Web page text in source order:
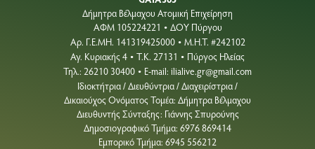
Δήμητρα Βέλμαχου Ατομική Επιχείρηση
ΑΦΜ 105224221 • ΔΟΥ Πύργου
Aρ. Γ.Ε.ΜΗ. 141319425000 • Μ.Η.Τ. #242102
Αγ. Κυριακής 4 • Τ.Κ. 27131 • Πύργος Ηλείας
Τηλ.: 26210 30400 • E-mail: ilialive.gr@gmail.com
Ιδιοκτήτρια / Διευθύντρια / Διαχειρίστρια /
Δικαιούχος Ονόματος Τομέα: Δήμητρα Βέλμαχου
Διευθυντής Σύνταξης: Γιάννης Σπυρούνης
Δημοσιογραφικό Τμήμα: 6976 869414
Εμπορικό Τμήμα: 6945 556212